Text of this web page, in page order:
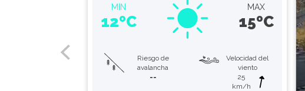
MIN
12ºC
MAX
15ºC
Riesgo de
avalancha
--
Velocidad del
viento
25
km/h